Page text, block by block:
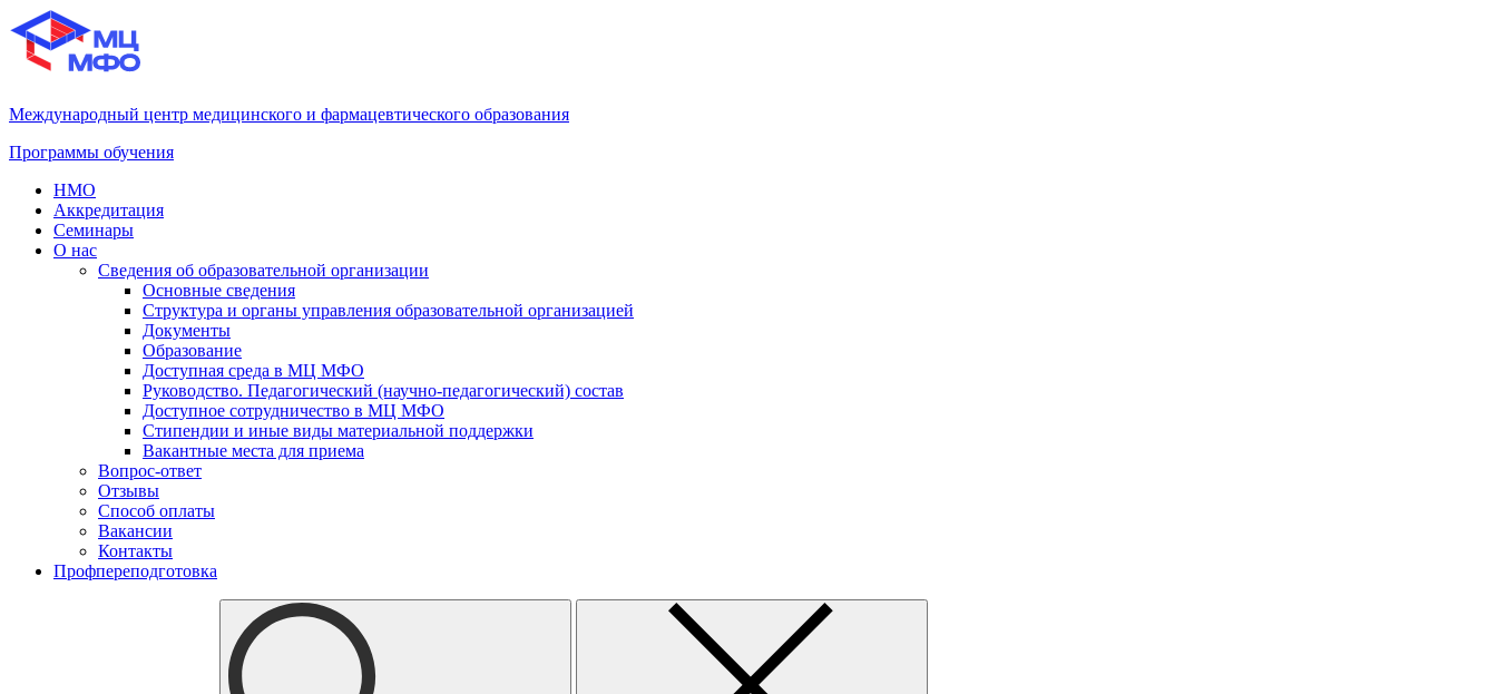
Международный центр медицинского и фармацевтического образования
Программы обучения
НМО
Аккредитация
Семинары
О нас
Сведения об образовательной организации
Основные сведения
Структура и органы управления образовательной организацией
Документы
Образование
Доступная среда в МЦ МФО
Руководство. Педагогический (научно-педагогический) состав
Доступное сотрудничество в МЦ МФО
Стипендии и иные виды материальной поддержки
Вакантные места для приема
Вопрос-ответ
Отзывы
Способ оплаты
Вакансии
Контакты
Профпереподготовка